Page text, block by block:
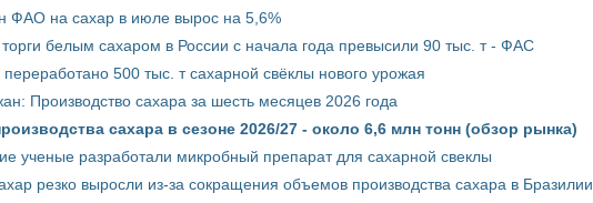
ФАО на сахар в июле вырос на 5,6%
белым сахаром в России с начала года превысили 90 тыс. т - ФАС
500 тыс. т сахарной свёклы нового урожая
Производство сахара за шесть месяцев 2026 года
сахара в сезоне 2026/27 - около 6,6 млн тонн (обзор рынка)
ученые разработали микробный препарат для сахарной свеклы
резко выросли из-за сокращения объемов производства сахара в Бразилии